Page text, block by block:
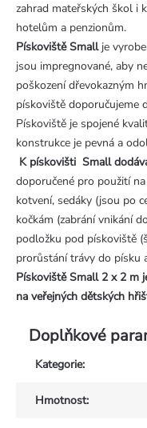
zahrad mateřských škol i
hotelům a penzionům.
Pískoviště Small je
jsou impregnované, aby
poškození dřevokazným
pískoviště doporučujeme
Pískoviště je spojené
konstrukce je pevná a
K pískovišti Small
doporučené pro použití
kotvení, sedáky (jsou po
kočkám (zabrání vnikání
podložku pod pískoviště
prorůstání trávy do písku
Pískoviště Small 2 x 2 m
na veřejných dětských
Doplňkové
Kategorie:
Hmotnost: